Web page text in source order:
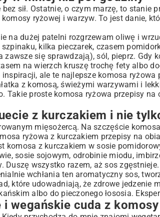
sił. Ostatnie, o czym marzę, to stanie
ryżowej i warzyw. To jest danie,
na dużej patelni rozgrzewam oliwę i
kilka pieczarek, czasem
zawsze się sprawdzają), sól, pieprz. Gdy
na wierzch kruszę trochę fety albo
ale te najlepsze komosa ryżowa
z komosą, świeżymi warzywami i
. Takie proste komosa ryżowa przepisy
z kurczakiem i nie
mięsożercą. Na szczęście
ryżowa z kurczakiem przepisy na
komosa z kurczakiem w sosie
sosie sojowym, odrobinie miodu,
wszystko razem, aż sos
wchłania ten aromatyczny sos,
które udowadniają, że zdrowe jedzenie
albo do pieczonego łososia.
wegańskie cuda z komosy